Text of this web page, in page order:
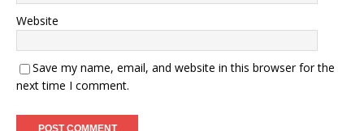
Website
Save my name, email, and website in this browser for the
next time I comment.